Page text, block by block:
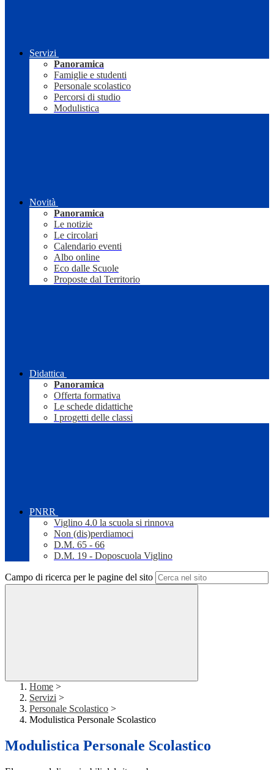
Servizi
Panoramica
Famiglie e studenti
Personale scolastico
Percorsi di studio
Modulistica
Novità
Panoramica
Le notizie
Le circolari
Calendario eventi
Albo online
Eco dalle Scuole
Proposte dal Territorio
Didattica
Panoramica
Offerta formativa
Le schede didattiche
I progetti delle classi
PNRR
Viglino 4.0 la scuola si rinnova
Non (dis)perdiamoci
D.M. 65 - 66
D.M. 19 - Doposcuola Viglino
Campo di ricerca per le pagine del sito
Home >
Servizi >
Personale Scolastico >
Modulistica Personale Scolastico
Modulistica Personale Scolastico